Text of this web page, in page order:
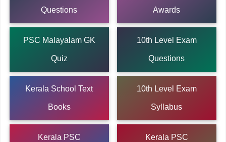
Questions Awards
PSC Malayalam GK
Quiz
10th Level Exam
Questions
Kerala School Text
Books
10th Level Exam
Syllabus
Kerala PSC Kerala PSC